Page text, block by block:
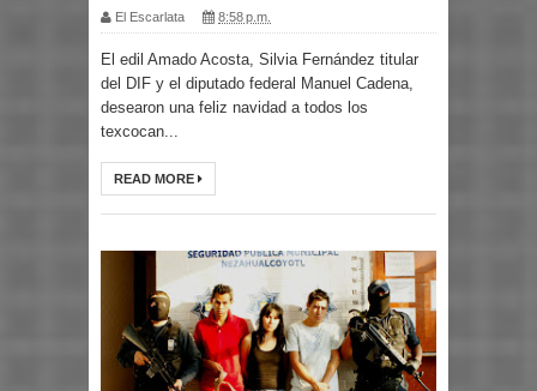
El Escarlata 8:58 p.m.
El edil Amado Acosta, Silvia Fernández titular
del DIF y el diputado federal Manuel Cadena,
desearon una feliz navidad a todos los
texcocan...
READ MORE